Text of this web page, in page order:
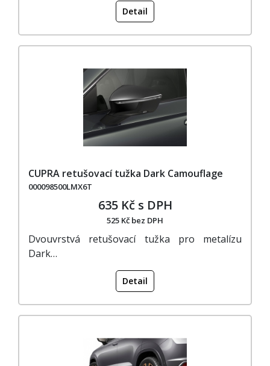
Detail
CUPRA retušovací tužka Dark Camouflage
000098500LMX6T
635 Kč s DPH
525 Kč bez DPH
Dvouvrstvá retušovací tužka pro metalízu
Dark…
Detail